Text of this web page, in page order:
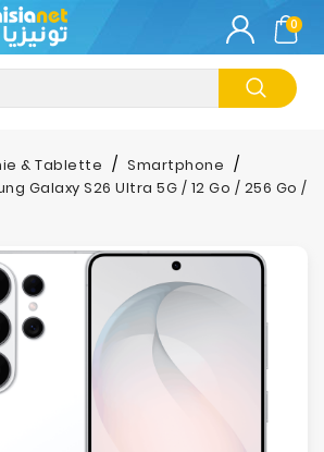
0
& Tablette
Smartphone
Galaxy S26 Ultra 5G / 12 Go / 256 Go /